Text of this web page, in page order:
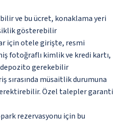
ve bu ücret, konaklama yeri
gösterebilir
için otele girişte, resmi
fotoğraflı kimlik ve kredi kartı,
gerekebilir
sırasında müsaitlik durumuna
Özel talepler garanti
rezervasyonu için bu